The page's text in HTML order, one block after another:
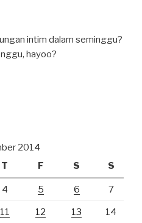
intim dalam seminggu?
hayoo?
2014
T F S S
4 5 6 7
11 12 13 14